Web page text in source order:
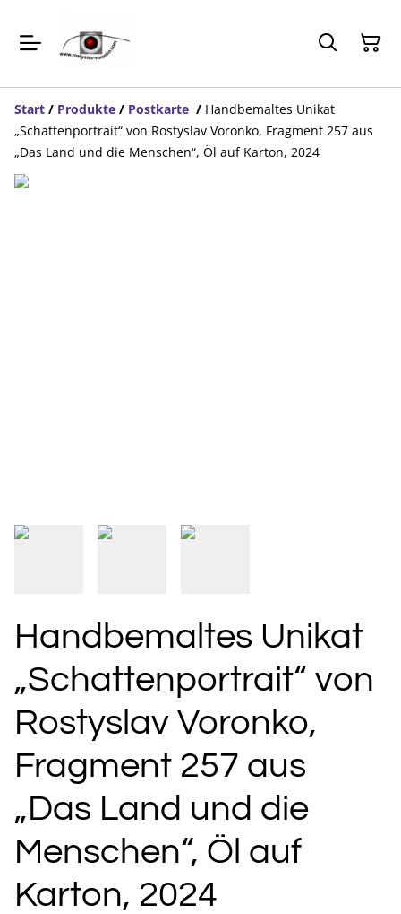
Start / Produkte / Postkarte / Handbemaltes Unikat
„Schattenportrait“ von Rostyslav Voronko, Fragment 257 aus
„Das Land und die Menschen“, Öl auf Karton, 2024
Handbemaltes Unikat
„Schattenportrait“ von
Rostyslav Voronko,
Fragment 257 aus
„Das Land und die
Menschen“, Öl auf
Karton, 2024